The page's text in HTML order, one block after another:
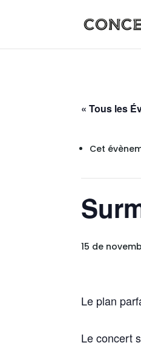
« Tous les
Cet
15 de
Le plan
Le concert